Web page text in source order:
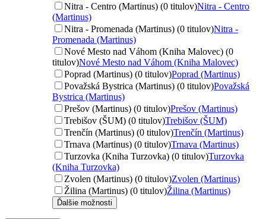
Nitra - Centro (Martinus) (0 titulov)Nitra - Centro
(Martinus)
Nitra - Promenada (Martinus) (0 titulov)Nitra -
Promenada (Martinus)
Nové Mesto nad Váhom (Kniha Malovec) (0
titulov)Nové Mesto nad Váhom (Kniha Malovec)
Poprad (Martinus) (0 titulov)Poprad (Martinus)
Považská Bystrica (Martinus) (0 titulov)Považská
Bystrica (Martinus)
Prešov (Martinus) (0 titulov)Prešov (Martinus)
Trebišov (ŠUM) (0 titulov)Trebišov (ŠUM)
Trenčín (Martinus) (0 titulov)Trenčín (Martinus)
Trnava (Martinus) (0 titulov)Trnava (Martinus)
Turzovka (Kniha Turzovka) (0 titulov)Turzovka
(Kniha Turzovka)
Zvolen (Martinus) (0 titulov)Zvolen (Martinus)
Žilina (Martinus) (0 titulov)Žilina (Martinus)
Ďalšie možnosti